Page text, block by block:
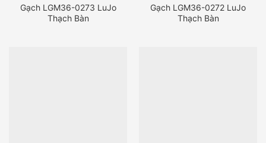
Gạch LGM36-0273 LuJo
Thạch Bàn
Gạch LGM36-0272 LuJo
Thạch Bàn